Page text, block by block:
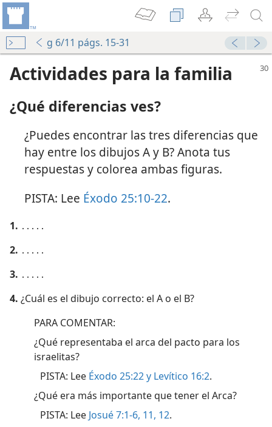
g 6/11 págs. 15-31
Actividades para la familia
¿Qué diferencias ves?
¿Puedes encontrar las tres diferencias que
hay entre los dibujos A y B? Anota tus
respuestas y colorea ambas figuras.
PISTA: Lee Éxodo 25:10-22.
1. ․․․․․
2. ․․․․․
3. ․․․․․
4. ¿Cuál es el dibujo correcto: el A o el B?
PARA COMENTAR:
¿Qué representaba el arca del pacto para los
israelitas?
PISTA: Lee Éxodo 25:22 y Levítico 16:2.
¿Qué era más importante que tener el Arca?
PISTA: Lee Josué 7:1-6, 11, 12.